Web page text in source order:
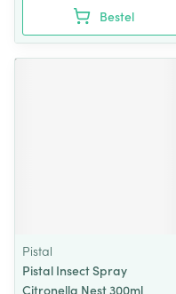
Bestel
Pistal
Pistal Insect Spray
Citronella Nest 300ml